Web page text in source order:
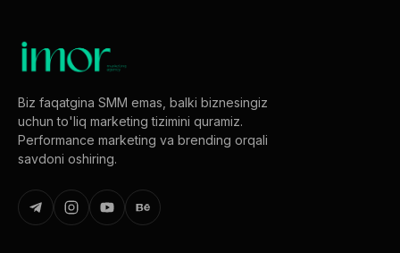
Biz faqatgina SMM emas, balki biznesingiz
uchun to'liq marketing tizimini quramiz.
Performance marketing va brending orqali
savdoni oshiring.